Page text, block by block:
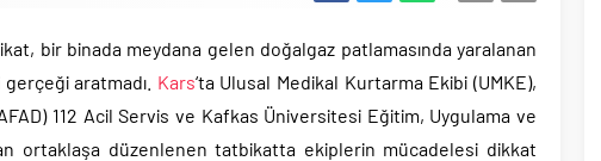
bir binada meydana gelen doğalgaz patlamasında yaralanan
aratmadı. Kars‘ta Ulusal Medikal Kurtarma Ekibi (UMKE),
112 Acil Servis ve Kafkas Üniversitesi Eğitim, Uygulama ve
ortaklaşa düzenlenen tatbikatta ekiplerin mücadelesi dikkat